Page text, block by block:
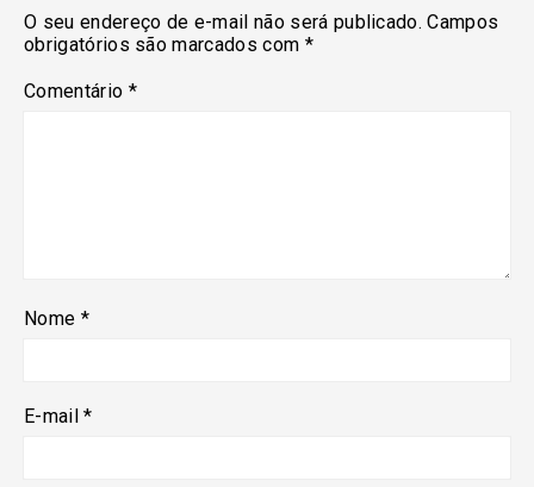
O seu endereço de e-mail não será publicado. Campos
obrigatórios são marcados com *
Comentário *
Nome *
E-mail*